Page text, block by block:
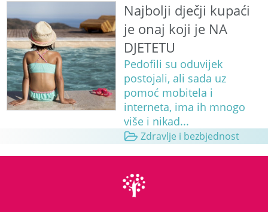
Najbolji dječji kupaći
je onaj koji je NA
DJETETU
Pedofili su oduvijek
postojali, ali sada uz
pomoć mobitela i
interneta, ima ih mnogo
više i nikad...
Zdravlje i bezbjednost